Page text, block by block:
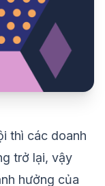
thì các doanh
trở lại, vậy
hưởng của